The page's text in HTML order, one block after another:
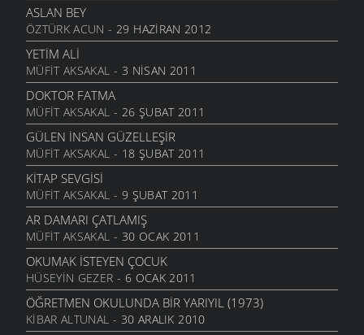
ASLAN BEY
ÖZTÜRK ACUN - 29 HAZIRAN 2012
YETIM ALI
MÜFIT AKSAKAL - 3 NISAN 2011
DOKTOR FATMA
MÜFIT AKSAKAL - 26 ŞUBAT 2011
GÜLEN İNSAN GÜZELLEŞIR
MÜFIT AKSAKAL - 18 ŞUBAT 2011
KITAP SEVGISI
MÜFIT AKSAKAL - 9 ŞUBAT 2011
AR DAMARI ÇATLAMIŞ
MÜFIT AKSAKAL - 30 OCAK 2011
OKUMAK İSTEYEN ÇOCUK
HÜSEYIN GEZER - 6 OCAK 2011
ÖĞRETMEN OKULUNDA BIR YARIYIL (1973)
KIBAR ALTUNAL - 30 ARALIK 2010